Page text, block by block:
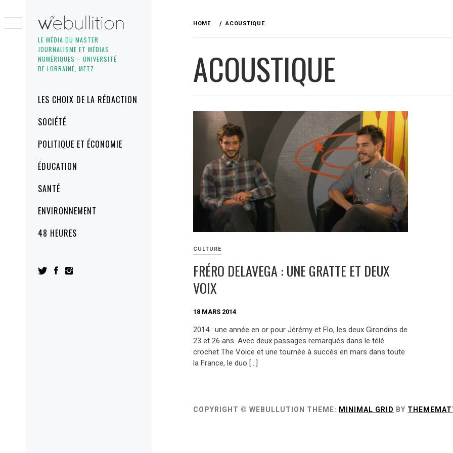
LE MÉDIA DU MASTER
JOURNALISME ET MÉDIAS
NUMÉRIQUES – UNIVERSITÉ
DE LORRAINE, METZ
MenuLES CHOIX DE LA RÉDACTION
SOCIÉTÉ
POLITIQUE ET ÉCONOMIE
ÉDUCATION
SANTÉ
ENVIRONNEMENT
48 HEURES
to
content
HOME ACOUSTIQUE
ACOUSTIQUE
CULTURE
FRÉRO DELAVEGA : UNE GRATTE ET DEUX
VOIX
18 MARS 2014
2014 : une année en or pour Jérémy et Flo, les deux Girondins de
23 et 26 ans. Avec deux passages remarqués dans le télé
crochet The Voice et une tournée à succès en mars dans toute
la France, le duo […]
COPYRIGHT © WEBULLUTION THEME: MINIMAL GRID BY